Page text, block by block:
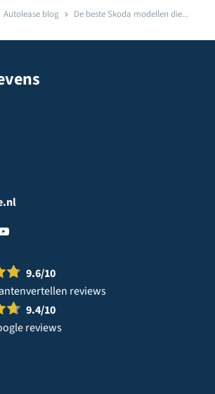
Autolease blog De beste Skoda modellen die...
9.6/10
reviews
9.4/10
reviews